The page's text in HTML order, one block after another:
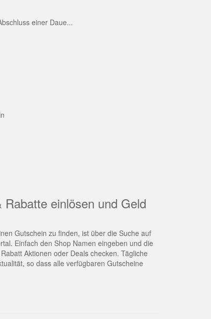
einer Daue...
Rabatte einlösen und Geld
Gutschein zu finden, ist über die Suche auf
Einfach den Shop Namen eingeben und die
Aktionen oder Deals checken. Tägliche
so dass alle verfügbaren Gutscheine